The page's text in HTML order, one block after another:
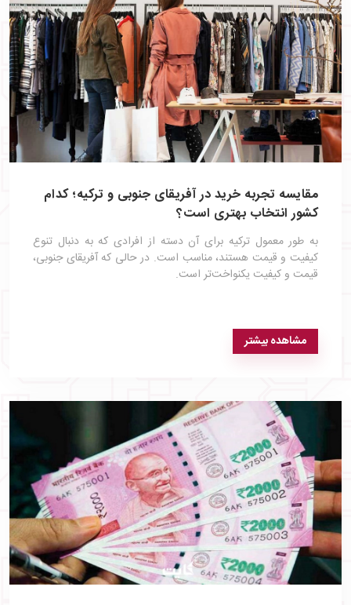
مقایسه تجربه خرید در آفریقای جنوبی و ترکیه؛ کدام
کشور انتخاب بهتری است؟
به طور معمول ترکیه برای آن دسته از افرادی که به دنبال تنوع
کیفیت و قیمت هستند، مناسب است. در حالی که آفریقای جنوبی،
قیمت و کیفیت یکنواخت‌تر است.
مشاهده بیشتر